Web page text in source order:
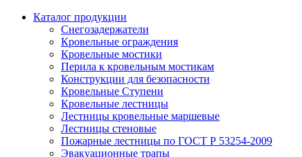
Каталог продукции
Снегозадержатели
Кровельные ограждения
Кровельные мостики
Перила к кровельным мостикам
Конструкции для безопасности
Кровельные Ступени
Кровельные лестницы
Лестницы кровельные маршевые
Лестницы стеновые
Пожарные лестницы по ГОСТ Р 53254-2009
Эвакуационные трапы